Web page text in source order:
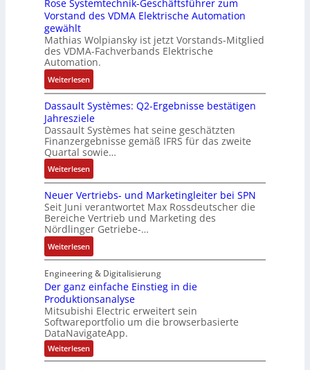
l
u
n
g
ä
f
t
e
i
n
e
n
-
A
n
l
a
g
e
n
b
a
u
:
P
o
s
i
t
i
v
e
M
l
t
t
u
r
n
-
K
i
t
E
n
c
d
e
r
r
t
L
a
s
e
r
t
r
i
a
n
g
a
t
o
a
s
T
-
R
ü
c
k
g
r
a
t
d
e
r
F
a
b
r
k
Rose Systemtechnik-Geschäftsführer zum
Vorstand des VDMA Elektrische Automation
gewählt
Mathias Wolpiansky ist jetzt Vorstands-Mitglied
des VDMA-Fachverbands Elektrische
Automation.
Weiterlesen:
R
o
s
e
S
y
s
t
e
m
t
e
c
h
n
i
k
-
G
e
s
Dassault Systèmes: Q2-Ergebnisse bestätigen
Jahresziele
Dassault Systèmes hat seine geschätzten
Finanzergebnisse gemäß IFRS für das zweite
Quartal sowie…
Weiterlesen:
D
a
s
s
a
u
l
t
S
y
s
t
è
m
Neuer Vertriebs- und Marketingleiter bei SPN
Seit Juni verantwortet Max Rossdeutscher die
Bereiche Vertrieb und Marketing des
Nördlinger Getriebe-…
Weiterlesen:
N
e
u
e
r
V
e
r
t
Engineering & Digitalisierung
Der ganz einfache Einstieg in die
Produktionsanalyse
Mitsubishi Electric erweitert sein
Softwareportfolio um die browserbasierte
DataNavigateApp.
Weiterlesen:
D